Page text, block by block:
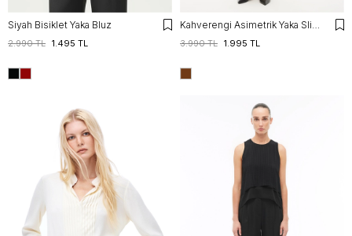
Siyah Bisiklet Yaka Bluz
1.495 TL
2.990 TL 1.995 TL
3.990 TL